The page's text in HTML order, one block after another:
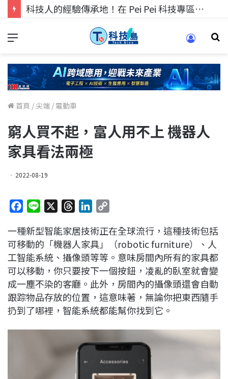
科技人找工作，就到TECH+ 科技專區!
首頁 /尖端 / 電動車
窮人買不起，富人用不上 機器人
家具看法兩極
2022-08-19
c
e
b
o
o
k
n
e
r
e
a
d
s
n
k
e
d
I
n
p
L
i
n
k
一種新型智能家居技術正在全球流行，這種技術包括
可移動的「機器人家具」（robotic furniture）、人
工智能系統、攝像頭等等。意味房間內所有的家具都
可以移動，你只要按下一個按鈕，凌亂的臥室就會變
成一塵不染的客廳。此外，房間內的攝像頭還會自動
跟踪物品存放的位置，這意味著，無論你把東西隨手
扔到了哪裡，智能系統都能幫你找到它。